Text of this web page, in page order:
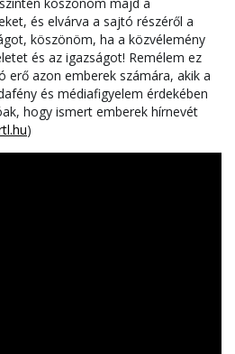
és elvárva a sajtó részéről a
köszönöm, ha a közvélemény
és az igazságot! Remélem ez
erő azon emberek számára, akik a
és médiafigyelem érdekében
hogy ismert emberek hírnevét
)